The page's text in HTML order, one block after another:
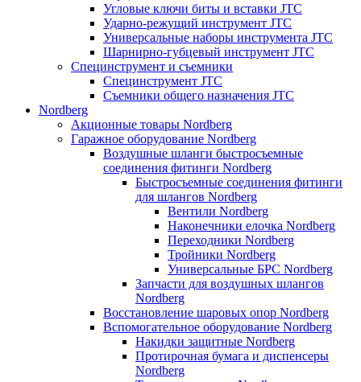
Угловые ключи биты и вставки JTC
Ударно-режущий инструмент JTC
Универсальные наборы инструмента JTC
Шарнирно-губцевый инструмент JTC
Специнструмент и съемники
Специнструмент JTC
Съемники общего назначения JTC
Nordberg
Акционные товары Nordberg
Гаражное оборудование Nordberg
Воздушные шланги быстросъемные
соединения фитинги Nordberg
Быстросъемные соединения фитинги
для шлангов Nordberg
Вентили Nordberg
Наконечники елочка Nordberg
Переходники Nordberg
Тройники Nordberg
Универсальные БРС Nordberg
Запчасти для воздушных шлангов
Nordberg
Восстановление шаровых опор Nordberg
Вспомогательное оборудование Nordberg
Накидки защитные Nordberg
Протирочная бумага и диспенсеры
Nordberg